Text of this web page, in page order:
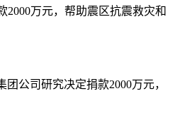
万元，帮助震区抗震救灾和
公司研究决定捐款2000万元，